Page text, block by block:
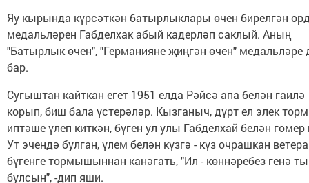
Яу кырында күрсәткән батырлыклары өчен бирелгән
медальләрен Габделхак абый кадерләп саклый. Аның
"Батырлык өчен", "Германияне җиңгән өчен" медальләре
бар.
Сугыштан кайткан егет 1951 елда Рәйсә апа белән гаилә
корып, биш бала үстерәләр. Кызганыч, дүрт ел элек
иптәше үлеп киткән, бүген ул улы Габделхай белән гомер
Ут эчендә булган, үлем белән күзгә - күз очрашкан
бүгенге тормышыннан канәгать, "Ил - көннәребез генә
булсын", -дип яши.